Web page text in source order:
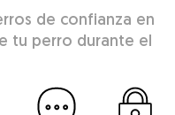
de confianza en
tu perro durante el